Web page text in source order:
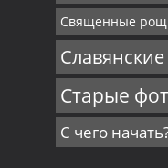
Священные
Старые
С чего